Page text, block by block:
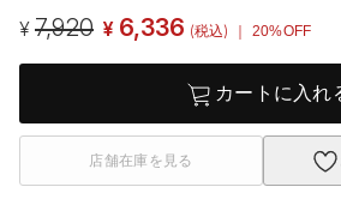
¥ 7,920 ¥ 6,336 (税込) ｜ 20%OFF
カートに入れ
店舗在庫を見る